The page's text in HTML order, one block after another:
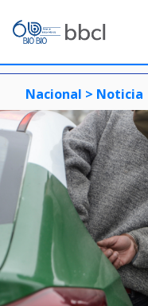
Nacional > Noticia